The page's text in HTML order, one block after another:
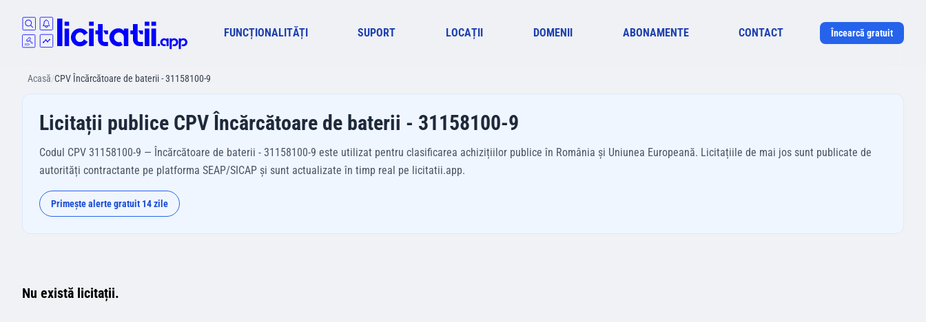
FUNCȚIONALITĂȚI SUPORT LOCAȚII DOMENII ABONAMENTE CONTACT Încearcă gratuit
Acasă/CPV Încărcătoare de baterii - 31158100-9
Licitații publice CPV Încărcătoare de baterii - 31158100-9
Codul CPV 31158100-9 — Încărcătoare de baterii - 31158100-9 este utilizat pentru clasificarea achizițiilor publice în România și Uniunea Europeană. Licitațiile de mai jos sunt publicate de
autorități contractante pe platforma SEAP/SICAP și sunt actualizate în timp real pe licitatii.app.
Primește alerte gratuit 14 zile
Nu există licitații.